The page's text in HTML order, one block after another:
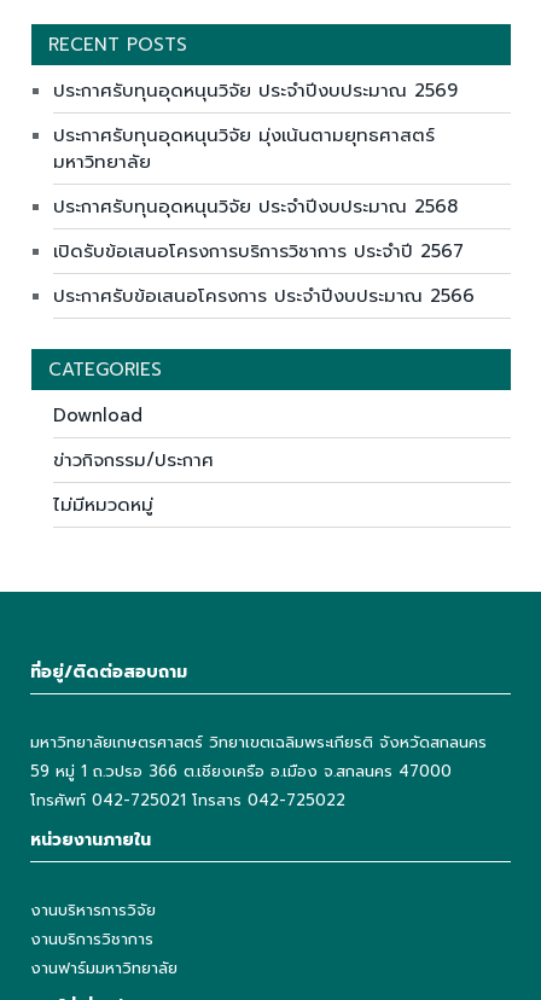
RECENT POSTS
ประกาศรับทุนอุดหนุนวิจัย ประจำปีงบประมาณ 2569
ประกาศรับทุนอุดหนุนวิจัย มุ่งเน้นตามยุทธศาสตร์
มหาวิทยาลัย
ประกาศรับทุนอุดหนุนวิจัย ประจำปีงบประมาณ 2568
เปิดรับข้อเสนอโครงการบริการวิชาการ ประจำปี 2567
ประกาศรับข้อเสนอโครงการ ประจำปีงบประมาณ 2566
CATEGORIES
Download
ข่าวกิจกรรม/ประกาศ
ไม่มีหมวดหมู่
ที่อยู่/ติดต่อสอบถาม
มหาวิทยาลัยเกษตรศาสตร์ วิทยาเขตเฉลิมพระเกียรติ จังหวัดสกลนคร
59 หมู่ 1 ถ.วปรอ 366 ต.เชียงเครือ อ.เมือง จ.สกลนคร 47000
โทรศัพท์ 042-725021 โทรสาร 042-725022
หน่วยงานภายใน
งานบริหารการวิจัย
งานบริการวิชาการ
งานฟาร์มมหาวิทยาลัย